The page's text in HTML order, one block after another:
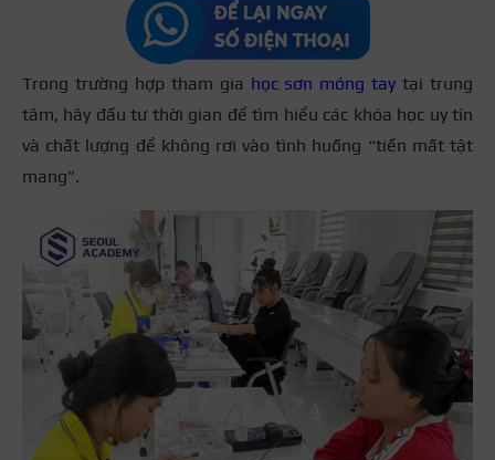
Trong trường hợp tham gia học sơn móng tay tại trung
tâm, hãy đầu tư thời gian để tìm hiểu các khóa học uy tín
và chất lượng để không rơi vào tình huống “tiền mất tật
mang”.